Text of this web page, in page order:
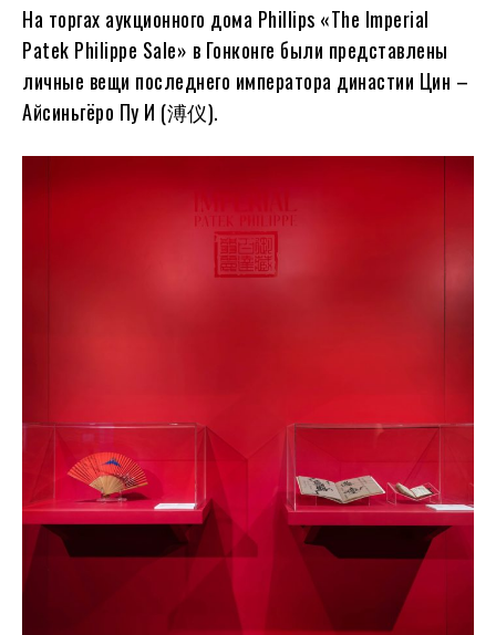
На торгах аукционного дома Phillips «The Imperial
Patek Philippe Sale» в Гонконге были представлены
личные вещи последнего императора династии Цин –
Айсиньгёро Пу И (溥仪).